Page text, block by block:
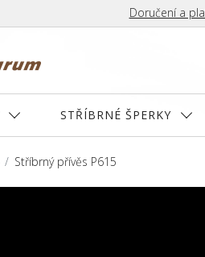
Doručení a
STŘÍBRNÉ ŠPERKY
Stříbrný přívěs P615